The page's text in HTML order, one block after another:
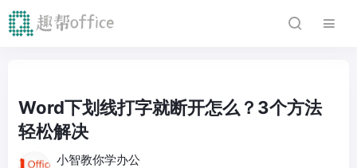
Word下划线打字就断开怎么？3个方法
轻松解决
小智教你学办公